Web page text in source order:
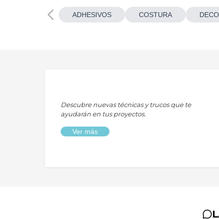
ADHESIVOS COSTURA
Descubre nuevas técnicas y trucos que te
ayudarán en tus proyectos.
Ver más